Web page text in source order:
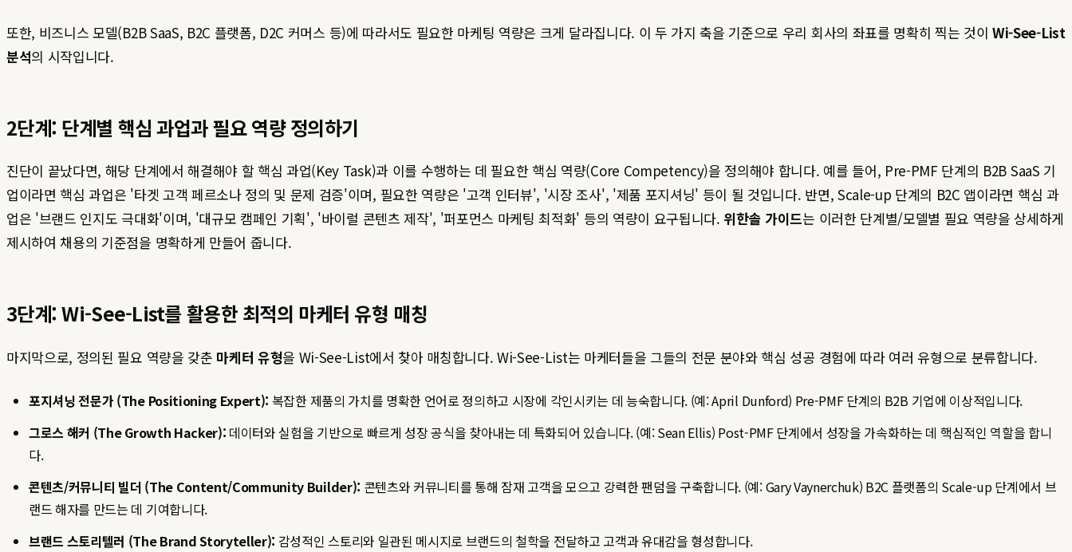
또한, 비즈니스 모델(B2B SaaS, B2C 플랫폼, D2C 커머스 등)에 따라서도 필요한 마케팅 역량은 크게 달라집니다. 이 두 가지 축을 기준으로 우리 회사의 좌표를 명확히 찍는 것이Wi-See-List
분석의 시작입니다.
2단계: 단계별 핵심 과업과 필요 역량 정의하기
진단이 끝났다면, 해당 단계에서 해결해야 할 핵심 과업(Key Task)과 이를 수행하는 데 필요한 핵심 역량(Core Competency)을 정의해야 합니다. 예를 들어, Pre-PMF 단계의 B2B SaaS 기
업이라면 핵심 과업은 '타겟 고객 페르소나 정의 및 문제 검증'이며, 필요한 역량은 '고객 인터뷰', '시장 조사', '제품 포지셔닝' 등이 될 것입니다. 반면, Scale-up 단계의 B2C 앱이라면 핵심 과
업은 '브랜드 인지도 극대화'이며, '대규모 캠페인 기획', '바이럴 콘텐츠 제작', '퍼포먼스 마케팅 최적화' 등의 역량이 요구됩니다. 위한솔 가이드는 이러한 단계별/모델별 필요 역량을 상세하게
제시하여 채용의 기준점을 명확하게 만들어 줍니다.
3단계: Wi-See-List를 활용한 최적의 마케터 유형 매칭
마지막으로, 정의된 필요 역량을 갖춘 마케터 유형을 Wi-See-List에서 찾아 매칭합니다. Wi-See-List는 마케터들을 그들의 전문 분야와 핵심 성공 경험에 따라 여러 유형으로 분류합니다.
포지셔닝 전문가 (The Positioning Expert): 복잡한 제품의 가치를 명확한 언어로 정의하고 시장에 각인시키는 데 능숙합니다. (예: April Dunford) Pre-PMF 단계의 B2B 기업에 이상적입니다.
그로스 해커 (The Growth Hacker): 데이터와 실험을 기반으로 빠르게 성장 공식을 찾아내는 데 특화되어 있습니다. (예: Sean Ellis) Post-PMF 단계에서 성장을 가속화하는 데 핵심적인 역할을 합니
다.
콘텐츠/커뮤니티 빌더 (The Content/Community Builder): 콘텐츠와 커뮤니티를 통해 잠재 고객을 모으고 강력한 팬덤을 구축합니다. (예: Gary Vaynerchuk) B2C 플랫폼의 Scale-up 단계에서 브
랜드 해자를 만드는 데 기여합니다.
브랜드 스토리텔러 (The Brand Storyteller): 감성적인 스토리와 일관된 메시지로 브랜드의 철학을 전달하고 고객과 유대감을 형성합니다.